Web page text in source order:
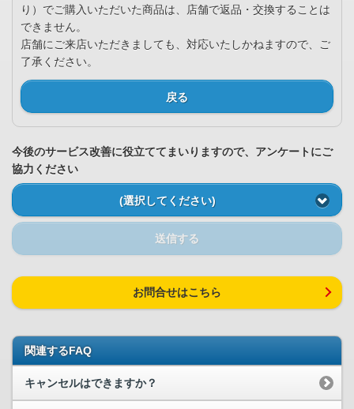
り）でご購入いただいた商品は、店舗で返品・交換することは
できません。
店舗にご来店いただきましても、対応いたしかねますので、ご
了承ください。
戻る
今後のサービス改善に役立ててまいりますので、アンケートにご
協力ください
(選択してください)
送信する
お問合せはこちら
関連するFAQ
キャンセルはできますか？